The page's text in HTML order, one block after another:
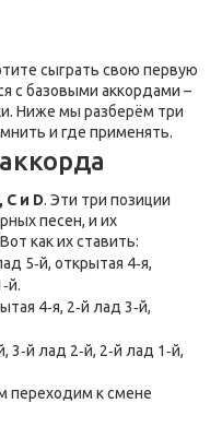
сыграть свою первую
с базовыми аккордами –
Ниже мы разберём три
и где применять.
C и D. Эти три позиции
песен, и их
как их ставить:
5‑й, открытая 4‑я,
4‑я, 2‑й лад 3‑й,
3‑й лад 2‑й, 2‑й лад 1‑й,
переходим к смене